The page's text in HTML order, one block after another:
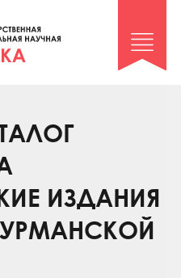
ИЗДАНИЯ